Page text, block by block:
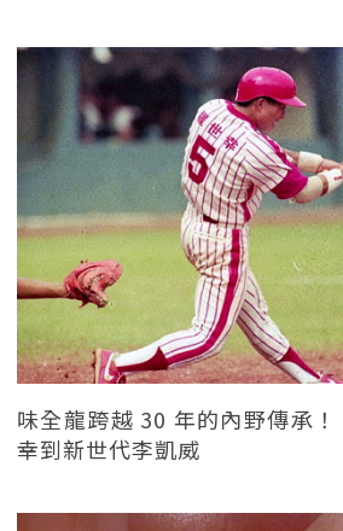
味全龍跨越 30 年的內野傳承
幸到新世代李凱威